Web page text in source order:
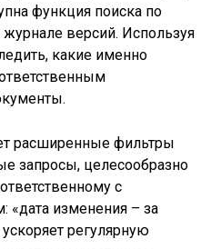
функция поиска по
версий. Используя
какие именно
расширенные фильтры
запросы, целесообразно
с
«дата изменения – за
регулярную